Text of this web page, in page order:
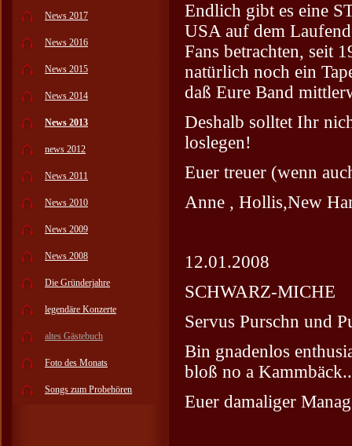
News 2017
News 2016
News 2015
News 2014
News 2013
news 2012
News 2011
News 2010
News 2009
News 2008
Die Gründerjahre
legendäre Konzerte
altes Gästebuch
Foto des Monats
Songs zum Probehören
Endlich gibt es eine
USA auf dem
Fans betrachten, seit
natürlich noch ein
daß Eure Band
Deshalb solltet Ihr
loslegen!
Euer treuer (wenn
Anne , Hollis,New
12.01.2008
SCHWARZ-MICHE
Servus Purschn und
Bin gnadenlos
bloß no a
Euer damaliger